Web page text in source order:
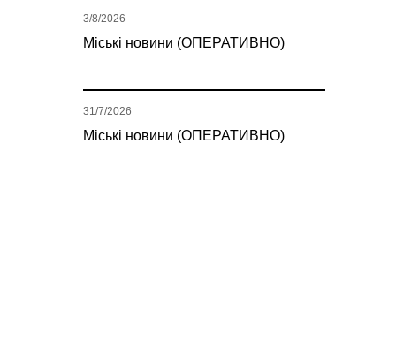
Міські новини (ОПЕРАТИВНО)
3/8/2026
Міські новини (ОПЕРАТИВНО)
31/7/2026